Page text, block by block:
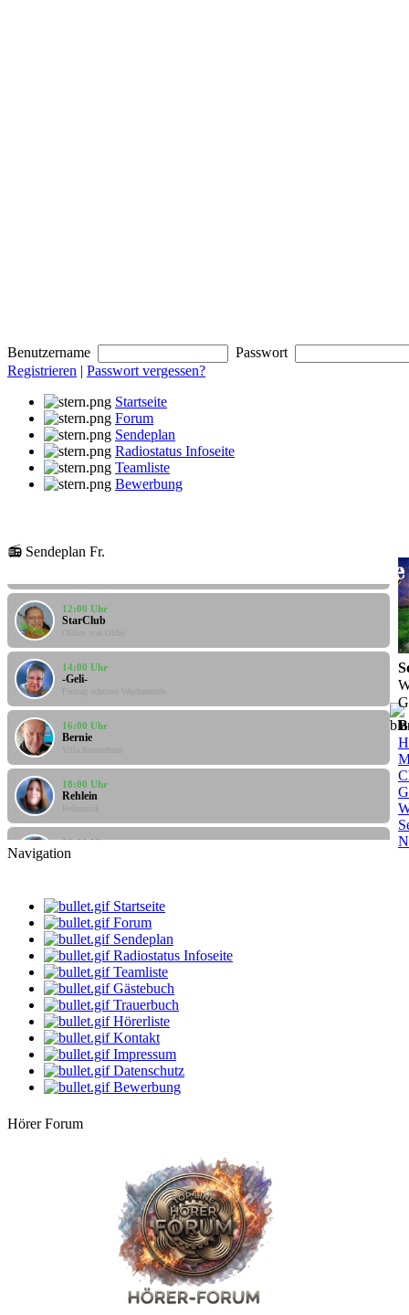
Benutzername
Passwort
Registrieren | Passwort vergessen?
Startseite
Forum
Sendeplan
Radiostatus Infoseite
Teamliste
Bewerbung
📻 Sendeplan Fr.
Santi
StarClub
Oldies von Oldie
-Geli-
Freitag schönes Wochenende
Bernie
Villa Kunterbunt
Rehlein
Rehmusik
Apanatschi
Feierabend
Santi
Santis Musicbox
12:00 Uhr
StarClub
Oldies von Oldie
14:00 Uhr
-Geli-
Freitag schönes Wochenende
16:00 Uhr
Bernie
Villa Kunterbunt
18:00 Uhr
Navigation
Startseite
Forum
Sendeplan
Radiostatus Infoseite
Teamliste
Gästebuch
Trauerbuch
Hörerliste
Kontakt
Impressum
Datenschutz
Bewerbung
Hörer Forum